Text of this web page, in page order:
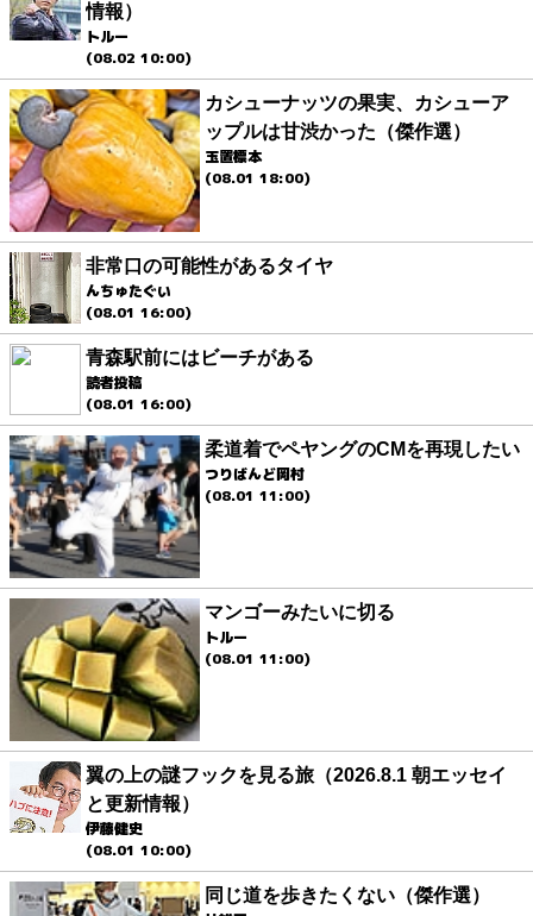
情報）
トルー
(08.02 10:00)
カシューナッツの果実、カシューア
ップルは甘渋かった（傑作選）
玉置標本
(08.01 18:00)
非常口の可能性があるタイヤ
んちゅたぐい
(08.01 16:00)
青森駅前にはビーチがある
読者投稿
(08.01 16:00)
柔道着でペヤングのCMを再現したい
つりばんど岡村
(08.01 11:00)
マンゴーみたいに切る
トルー
(08.01 11:00)
翼の上の謎フックを見る旅（2026.8.1 朝エッセイ
と更新情報）
伊藤健史
(08.01 10:00)
同じ道を歩きたくない（傑作選）